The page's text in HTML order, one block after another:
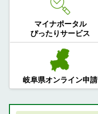
マイナポータル
ぴったりサービス
岐阜県オンライン申請